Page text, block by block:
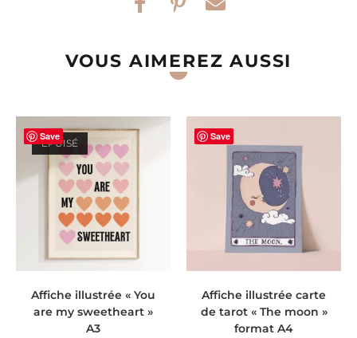
VOUS AIMEREZ AUSSI
Save
ÉPUISÉ
Affiche illustrée « You
are my sweetheart »
A3
Save
Affiche illustrée carte
de tarot « The moon »
format A4